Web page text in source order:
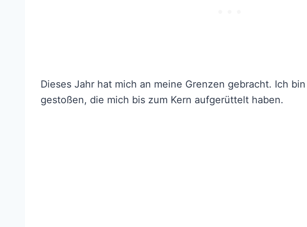
Dieses Jahr hat mich an meine Grenzen gebracht. Ich
gestoßen, die mich bis zum Kern aufgerüttelt haben.